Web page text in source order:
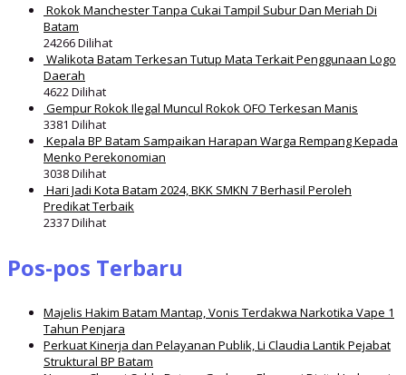
Rokok Manchester Tanpa Cukai Tampil Subur Dan Meriah Di
Batam
24266 Dilihat
Walikota Batam Terkesan Tutup Mata Terkait Penggunaan Logo
Daerah
4622 Dilihat
Gempur Rokok Ilegal Muncul Rokok OFO Terkesan Manis
3381 Dilihat
Kepala BP Batam Sampaikan Harapan Warga Rempang Kepada
Menko Perekonomian
3038 Dilihat
Hari Jadi Kota Batam 2024, BKK SMKN 7 Berhasil Peroleh
Predikat Terbaik
2337 Dilihat
Pos-pos Terbaru
Majelis Hakim Batam Mantap, Vonis Terdakwa Narkotika Vape 1
Tahun Penjara
Perkuat Kinerja dan Pelayanan Publik, Li Claudia Lantik Pejabat
Struktural BP Batam